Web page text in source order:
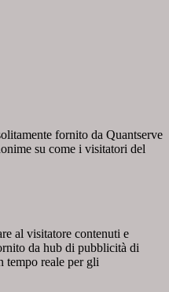
fornito da Quantserve
su come i visitatori del
al visitatore contenuti e
da hub di pubblicità di
tempo reale per gli